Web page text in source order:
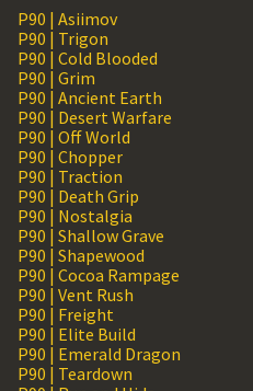
P90 | Asiimov
P90 | Trigon
P90 | Cold Blooded
P90 | Grim
P90 | Ancient Earth
P90 | Desert Warfare
P90 | Off World
P90 | Chopper
P90 | Traction
P90 | Death Grip
P90 | Nostalgia
P90 | Shallow Grave
P90 | Shapewood
P90 | Cocoa Rampage
P90 | Vent Rush
P90 | Freight
P90 | Elite Build
P90 | Emerald Dragon
P90 | Teardown